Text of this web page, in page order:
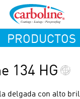
PRODUCTOS
134 HG
delgada con alto